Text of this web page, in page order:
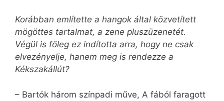
Korábban említette a hangok által közvetített
mögöttes tartalmat, a zene pluszüzenetét.
Végül is főleg ez indította arra, hogy ne csak
elvezényelje, hanem meg is rendezze a
Kékszakállút?
– Bartók három színpadi műve, A fából faragott